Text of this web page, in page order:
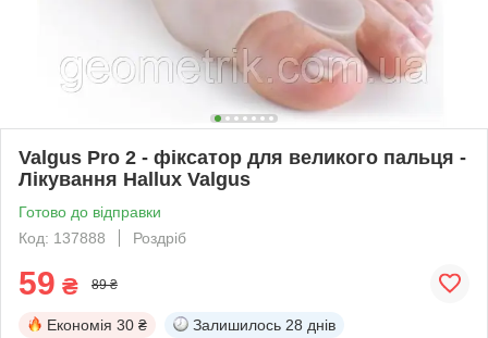
Valgus Pro 2 - фіксатор для великого пальця -
Лікування Hallux Valgus
Готово до відправки
Код: 137888
Роздріб
59 ₴ 89 ₴
Економія 30 ₴ Залишилось 28 днів